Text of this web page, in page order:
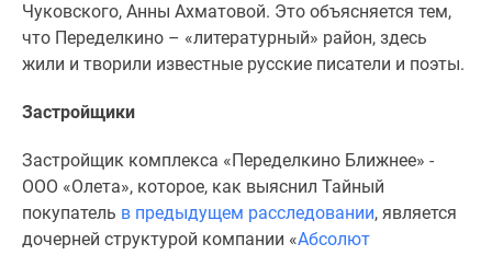
Дзен
Машино-
места
Апартаменты
#траншевая
ипотека
#рассрочка
ИТ-
ипотека
Чуковского, Анны Ахматовой. Это объясняется тем,
что Переделкино – «литературный» район, здесь
жили и творили известные русские писатели и поэты.
Застройщики
Застройщик комплекса «Переделкино Ближнее» -
ООО «Олета», которое, как выяснил Тайный
покупатель в предыдущем расследовании, является
дочерней структурой компании «Абсолют